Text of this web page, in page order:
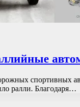
спортивных
ралли. Благодаря…